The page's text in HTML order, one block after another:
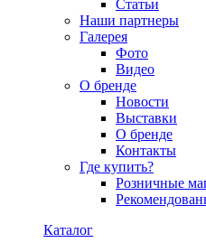
Статьи
Наши партнеры
Галерея
Фото
Видео
О бренде
Новости
Выставки
О бренде
Контакты
Где купить?
Розничные
Каталог